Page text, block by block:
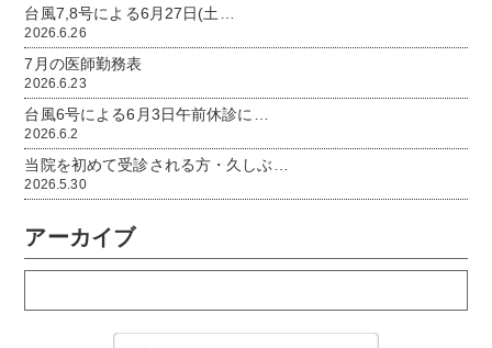
台風7,8号による6月27日(土…
2026.6.26
7月の医師勤務表
2026.6.23
台風6号による6月3日午前休診に…
2026.6.2
当院を初めて受診される方・久しぶ…
2026.5.30
アーカイブ